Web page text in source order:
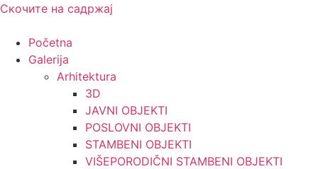
Скочите на садржај
Početna
Galerija
Arhitektura
3D
JAVNI OBJEKTI
POSLOVNI OBJEKTI
STAMBENI OBJEKTI
VIŠEPORODIČNI STAMBENI OBJEKTI